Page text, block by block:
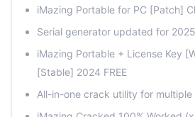
iMazing Portable for PC [Patch]
Serial generator updated for
iMazing Portable + License Key
[Stable] 2024 FREE
All-in-one crack utility for